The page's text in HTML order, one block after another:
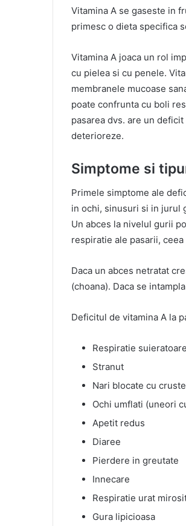
Vitamina A se gaseste in
primesc o dieta specifica
Vitamina A joaca un rol
cu pielea si cu penele.
membranele mucoase
poate confrunta cu boli
pasarea dvs. are un
deterioreze.
Simptome si
Primele simptome ale
in ochi, sinusuri si in jurul
Un abces la nivelul gurii
respiratie ale pasarii,
Daca un abces netratat
(choana). Daca se
Deficitul de vitamina A la
Respiratie suieratoare
Stranut
Nari blocate cu cruste
Ochi umflati (uneori
Apetit redus
Diaree
Pierdere in greutate
Innecare
Respiratie urat
Gura lipicioasa